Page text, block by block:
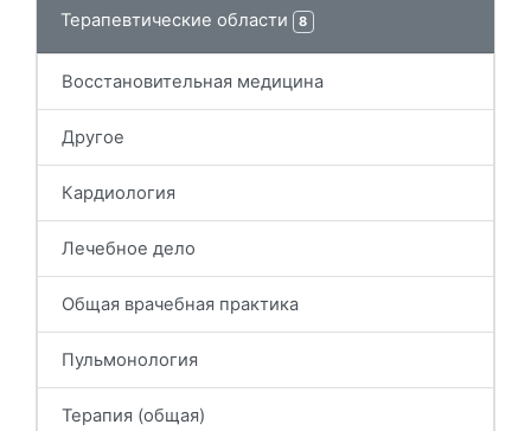
Терапевтические области 8
Восстановительная медицина
Другое
Кардиология
Лечебное дело
Общая врачебная практика
Пульмонология
Терапия (общая)